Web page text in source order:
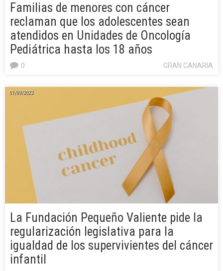
Familias de menores con cáncer
reclaman que los adolescentes sean
atendidos en Unidades de Oncología
Pediátrica hasta los 18 años
GRAN CANARIA
0
01/09/2023
La Fundación Pequeño Valiente pide la
regularización legislativa para la
igualdad de los supervivientes del cáncer
infantil